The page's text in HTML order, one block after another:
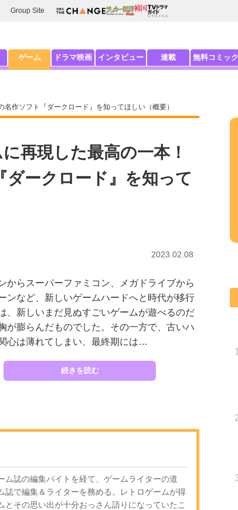
Group Site
ゲーム ドラマ映画 インタビュー 連載 無料コミック
作ソフト『ダークロード』を知ってほしい（概要）
再現した最高の一本！
ークロード』を知って
2023.02.08
からスーパーファミコン、メガドライブから
ンなど、新しいゲームハードへと時代が移行
、新しいまだ見ぬすごいゲームが遊べるのだ
が膨らんだものでした。その一方で、古いハ
心は薄れてしまい、最終期には…
続きを読む
ム誌の編集バイトを経て、ゲームライターの道
誌で編集＆ライターを務める。レトロゲームが得
その思い出が十分おっさん語りになっていたこ